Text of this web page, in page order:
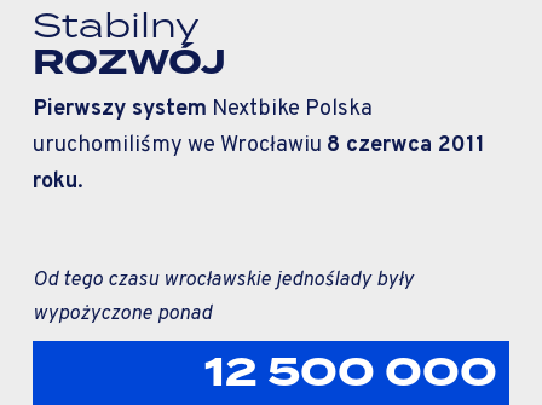
Stabilny
ROZWÓJ
Pierwszy system Nextbike Polska
uruchomiliśmy we Wrocławiu 8 czerwca 2011
roku.
Od tego czasu wrocławskie jednoślady były
wypożyczone ponad
12 500 000